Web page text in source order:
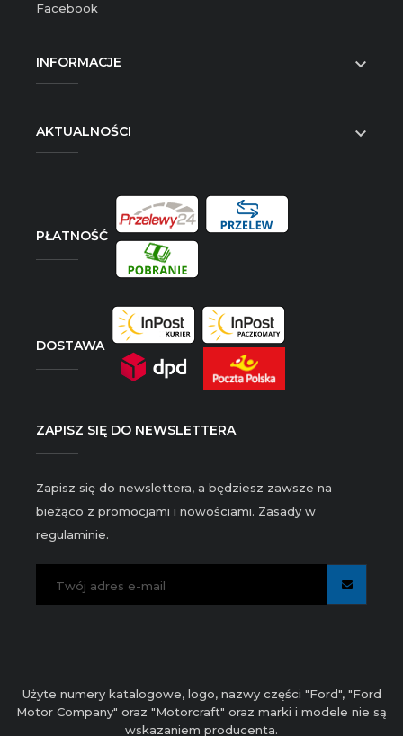
Facebook
INFORMACJE 
AKTUALNOŚCI 
PŁATNOŚĆ
DOSTAWA
ZAPISZ SIĘ DO NEWSLETTERA
Zapisz się do newslettera, a będziesz zawsze na
bieżąco z promocjami i nowościami. Zasady w
regulaminie.
Użyte numery katalogowe, logo, nazwy części "Ford", "Ford
Motor Company" oraz "Motorcraft" oraz marki i modele nie są
wskazaniem producenta.